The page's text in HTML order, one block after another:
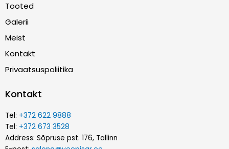
Tooted
Galerii
Meist
Kontakt
Privaatsuspoliitika
Kontakt
Tel: +372 622 9888
Tel: +372 673 3528
Address: Sõpruse pst. 176, Tallinn